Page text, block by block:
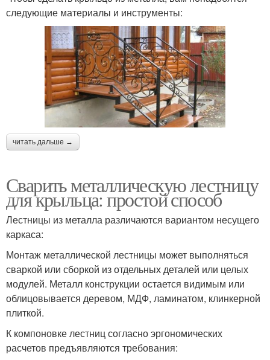
следующие материалы и инструменты:
читать дальше →
Сварить металлическую лестницу
для крыльца: простой способ
Лестницы из металла различаются вариантом несущего
каркаса:
Монтаж металлической лестницы может выполняться
сваркой или сборкой из отдельных деталей или целых
модулей. Металл конструкции остается видимым или
облицовывается деревом, МДФ, ламинатом, клинкерной
плиткой.
К компоновке лестниц согласно эргономических
расчетов предъявляются требования: